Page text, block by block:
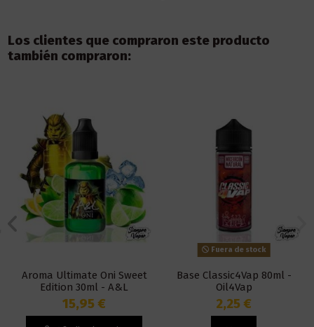
Los clientes que compraron este producto
también compraron:
Aroma Ultimate Oni Sweet
Edition 30ml - A&L
15,95 €
Fuera de stock
Base Classic4Vap 80ml -
Oil4Vap
2,25 €